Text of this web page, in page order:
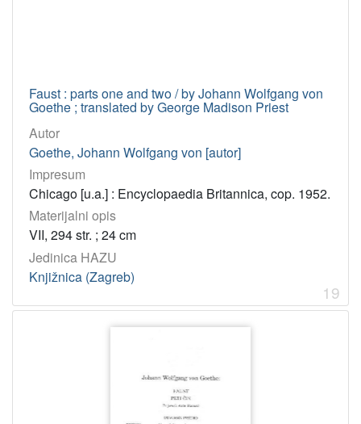
Faust : parts one and two / by Johann Wolfgang von
Goethe ; translated by George Madison Priest
Autor
Goethe, Johann Wolfgang von [autor]
Impresum
Chicago [u.a.] : Encyclopaedia Britannica, cop. 1952.
Materijalni opis
VII, 294 str. ; 24 cm
Jedinica HAZU
Knjižnica (Zagreb)
19